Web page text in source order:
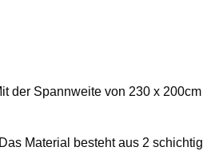
der Spannweite von 230 x
Material besteht aus 2